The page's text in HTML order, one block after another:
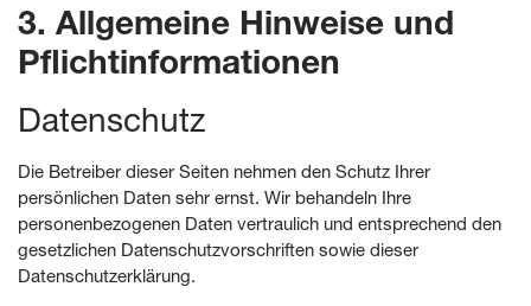
3. Allgemeine Hinweise und
Pflicht­informationen
Datenschutz
Die Betreiber dieser Seiten nehmen den Schutz Ihrer
persönlichen Daten sehr ernst. Wir behandeln Ihre
personenbezogenen Daten vertraulich und entsprechend den
gesetzlichen Datenschutzvorschriften sowie dieser
Datenschutzerklärung.